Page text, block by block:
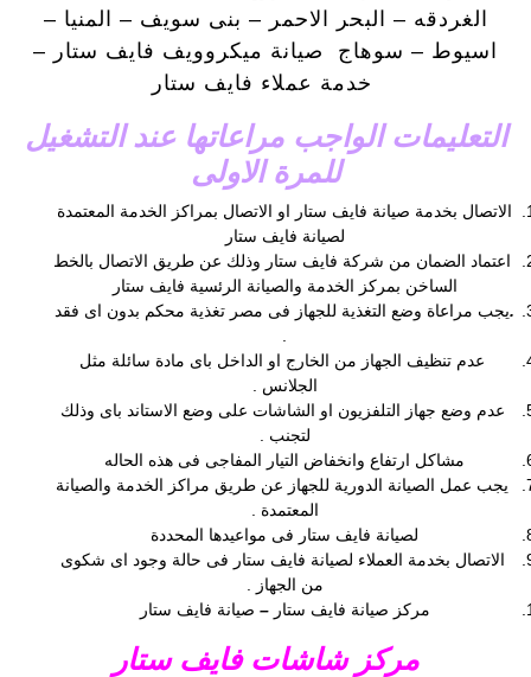
الغردقه – البحر الاحمر – بنى سويف – المنيا –
اسيوط – سوهاج صيانة ميكروويف فايف ستار –
خدمة عملاء فايف ستار
التعليمات الواجب مراعاتها عند التشغيل
للمرة الاولى
الاتصال بخدمة صيانة فايف ستار او الاتصال بمراكز الخدمة المعتمدة
لصيانة فايف ستار
اعتماد الضمان من شركة فايف ستار وذلك عن طريق الاتصال بالخط
الساخن بمركز الخدمة والصيانة الرئسية فايف ستار
.يجب مراعاة وضع التغذية للجهاز فى مصر تغذية محكم بدون اى فقد
عدم تنظيف الجهاز من الخارج او الداخل باى مادة سائلة مثل
الجلانس .
عدم وضع جهاز التلفزيون او الشاشات على وضع الاستاند باى وذلك
لتجنب .
مشاكل ارتفاع وانخفاض التيار المفاجى فى هذه الحاله
يجب عمل الصيانة الدورية للجهاز عن طريق مراكز الخدمة والصيانة
المعتمدة .
لصيانة فايف ستار فى مواعيدها المحددة
الاتصال بخدمة العملاء لصيانة فايف ستار فى حالة وجود اى شكوى
من الجهاز .
مركز صيانة فايف ستار– صيانة فايف ستار
مركز شاشات فايف ستار